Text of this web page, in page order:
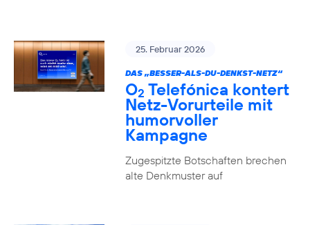
25. Februar 2026
DAS „BESSER-ALS-DU-DENKST-NETZ“
O2 Telefónica kontert
Netz-Vorurteile mit
humorvoller
Kampagne
Zugespitzte Botschaften brechen
alte Denkmuster auf